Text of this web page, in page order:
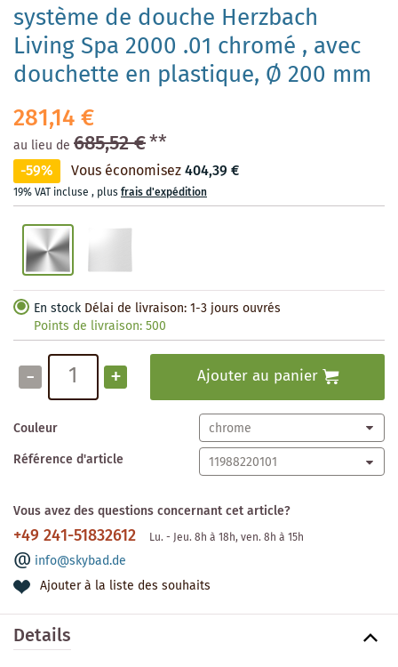
système de douche Herzbach
Living Spa 2000 .01 chromé , avec
douchette en plastique, Ø 200 mm
281,14 €
au lieu de 685,52 €**
-59% Vous économisez404,39 €
19% VAT incluse , plusfrais d'expédition
En stock Délai de livraison: 1-3 jours ouvrés
Points de livraison:500
- + Ajouter au panier
Couleur
Référence d'article
Vous avez des questions concernant cet article?
+49 241-51832612 Lu. - Jeu. 8h à 18h, ven. 8h à 15h
info@skybad.de
Ajouter à la liste des souhaits
Details